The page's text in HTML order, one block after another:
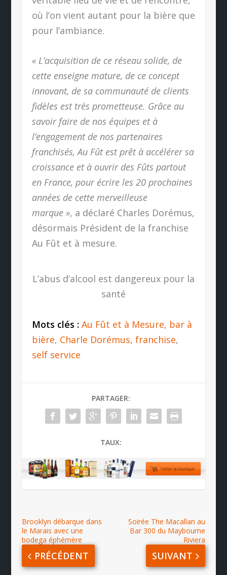
où l’on vient autant pour la bière que
pour l’ambiance.
« L’acquisition de ce réseau solide, de
cette enseigne mature, de ce concept
innovant, de sa communauté de clients
fidèles est très prometteuse. Grâce au
savoir faire de nos équipes et à
l’engagement de nos partenaires
franchisés, Au Fût est prêt à accélérer sa
croissance et à ouvrir des Fûts partout
en France, pour écrire les 20 prochaines
années de cette merveilleuse
marque », a déclaré Charles Dorémus,
désormais Président de la franchise
Au Fût et à mesure.
L’abus d’alcool est dangereux pour la
santé
Mots clés : Au Fût et à Mesure, bar à
bière, Charle Dorémus, franchise,
self service
PARTAGER:
TAUX:
Brooklyn débarque dans
le Marais avec une
bodega éphémère
PRÉCÉDENT
Soirée The Macallan au
Bar 300 du Maybourne
Riviera
SUIVANT